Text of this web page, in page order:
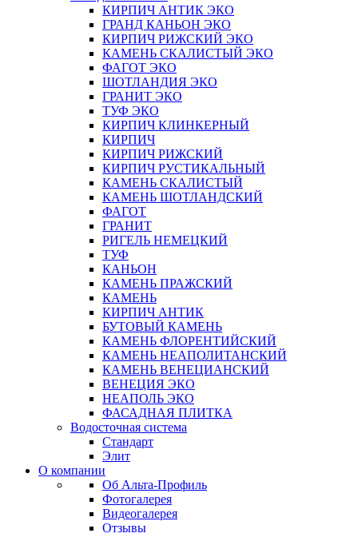
КИРПИЧ АНТИК ЭКО
ГРАНД КАНЬОН ЭКО
КИРПИЧ РИЖСКИЙ ЭКО
КАМЕНЬ СКАЛИСТЫЙ ЭКО
ФАГОТ ЭКО
ШОТЛАНДИЯ ЭКО
ГРАНИТ ЭКО
ТУФ ЭКО
КИРПИЧ КЛИНКЕРНЫЙ
КИРПИЧ
КИРПИЧ РИЖСКИЙ
КИРПИЧ РУСТИКАЛЬНЫЙ
КАМЕНЬ СКАЛИСТЫЙ
КАМЕНЬ ШОТЛАНДСКИЙ
ФАГОТ
ГРАНИТ
РИГЕЛЬ НЕМЕЦКИЙ
ТУФ
КАНЬОН
КАМЕНЬ ПРАЖСКИЙ
КАМЕНЬ
КИРПИЧ АНТИК
БУТОВЫЙ КАМЕНЬ
КАМЕНЬ ФЛОРЕНТИЙСКИЙ
КАМЕНЬ НЕАПОЛИТАНСКИЙ
КАМЕНЬ ВЕНЕЦИАНСКИЙ
ВЕНЕЦИЯ ЭКО
НЕАПОЛЬ ЭКО
ФАСАДНАЯ ПЛИТКА
Водосточная система
Стандарт
Элит
О компании
Об Альта-Профиль
Фотогалерея
Видеогалерея
Отзывы